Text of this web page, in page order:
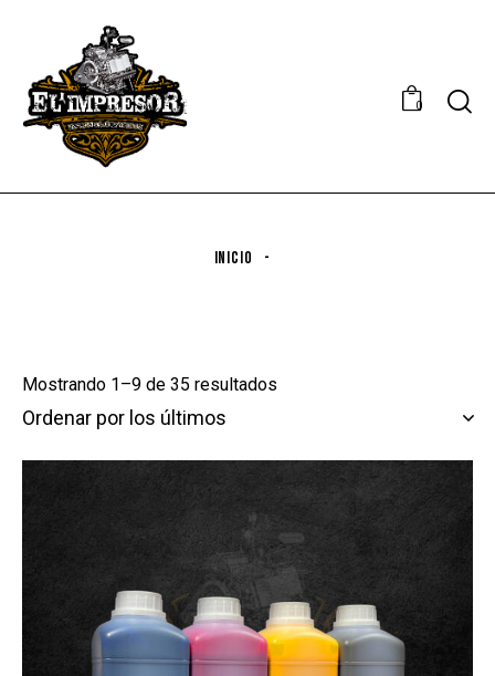
0
INICIO
Mostrando 1–9 de 35 resultados